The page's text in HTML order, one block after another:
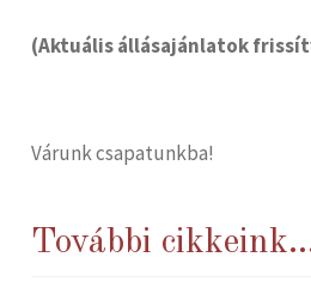
(Aktuális állásajánlatok
Várunk csapatunkba!
További